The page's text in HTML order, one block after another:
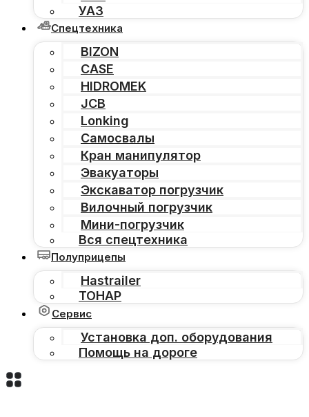
УАЗ
Спецтехника
BIZON
CASE
HIDROMEK
JCB
Lonking
Самосвалы
Кран манипулятор
Эвакуаторы
Экскаватор погрузчик
Вилочный погрузчик
Мини-погрузчик
Вся спецтехника
Полуприцепы
Hastrailer
ТОНАР
Сервис
Установка доп. оборудования
Помощь на дороге